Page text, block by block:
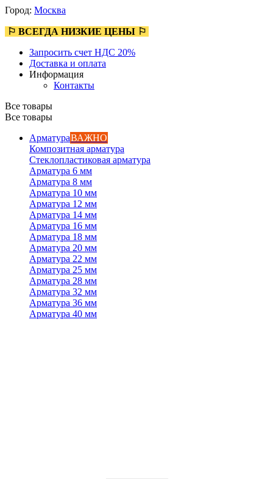
Город: Москва
⚐ ВСЕГДА НИЗКИЕ ЦЕНЫ ⚐
Запросить счет НДС 20%
Доставка и оплата
Информация
Контакты
Все товары
Все товары
АрматураВАЖНО
Композитная арматура
Стеклопластиковая арматура
Арматура 6 мм
Арматура 8 мм
Арматура 10 мм
Арматура 12 мм
Арматура 14 мм
Арматура 16 мм
Арматура 18 мм
Арматура 20 мм
Арматура 22 мм
Арматура 25 мм
Арматура 28 мм
Арматура 32 мм
Арматура 36 мм
Арматура 40 мм